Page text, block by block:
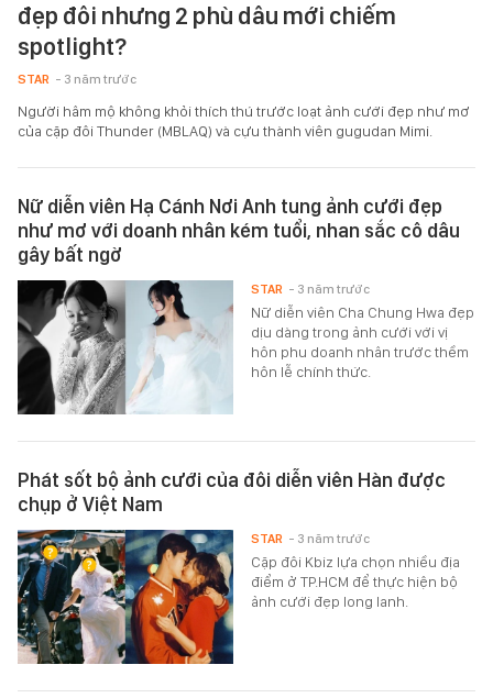
đẹp đôi nhưng 2 phù dâu mới chiếm
spotlight?
STAR - 3 năm trước
Người hâm mộ không khỏi thích thú trước loạt ảnh cưới đẹp như mơ
của cặp đôi Thunder (MBLAQ) và cựu thành viên gugudan Mimi.
Nữ diễn viên Hạ Cánh Nơi Anh tung ảnh cưới đẹp
như mơ với doanh nhân kém tuổi, nhan sắc cô dâu
gây bất ngờ
Nữ diễn viên Cha Chung Hwa đẹp
dịu dàng trong ảnh cưới với vị
hôn phu doanh nhân trước thềm
hôn lễ chính thức.
STAR - 3 năm trước
Phát sốt bộ ảnh cưới của đôi diễn viên Hàn được
chụp ở Việt Nam
Cặp đôi Kbiz lựa chọn nhiều địa
điểm ở TP.HCM để thực hiện bộ
ảnh cưới đẹp long lanh.
STAR - 3 năm trước